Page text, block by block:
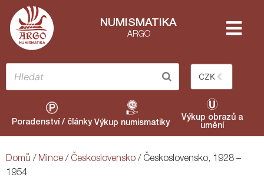
NUMISMATIKA
ARGO
CZK
Poradenství / články Výkup numismatiky
Výkup obrazů a
umění
Domů / Mince / Československo / Československo, 1928 –
1954